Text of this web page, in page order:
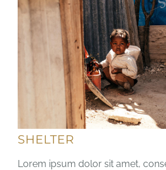
SHELTER
Lorem ipsum dolor sit amet,